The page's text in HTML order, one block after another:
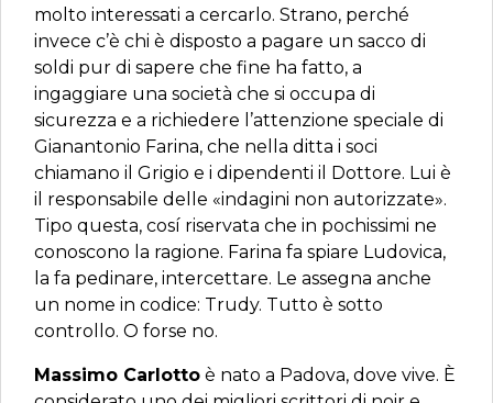
molto interessati a cercarlo. Strano, perché
invece c’è chi è disposto a pagare un sacco di
soldi pur di sapere che fine ha fatto, a
ingaggiare una società che si occupa di
sicurezza e a richiedere l’attenzione speciale di
Gianantonio Farina, che nella ditta i soci
chiamano il Grigio e i dipendenti il Dottore. Lui è
il responsabile delle «indagini non autorizzate».
Tipo questa, cosí riservata che in pochissimi ne
conoscono la ragione. Farina fa spiare Ludovica,
la fa pedinare, intercettare. Le assegna anche
un nome in codice: Trudy. Tutto è sotto
controllo. O forse no.
Massimo Carlotto è nato a Padova, dove vive. È